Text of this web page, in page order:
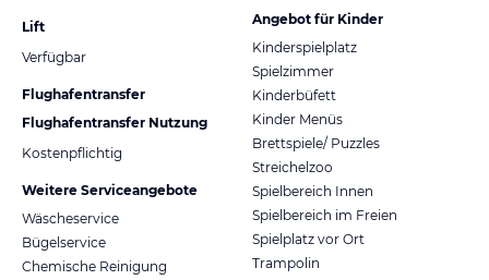
Lift
Verfügbar
Flughafentransfer
Flughafentransfer Nutzung
Kostenpflichtig
Weitere Serviceangebote
Wäscheservice
Bügelservice
Chemische Reinigung
Angebot für Kinder
Kinderspielplatz
Spielzimmer
Kinderbüfett
Kinder Menüs
Brettspiele/ Puzzles
Streichelzoo
Spielbereich Innen
Spielbereich im Freien
Spielplatz vor Ort
Trampolin